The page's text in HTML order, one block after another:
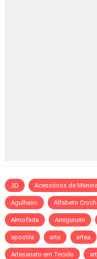
3D Acessórios de Menina
Agulheiro Alfabeto
Almofada Amigurumi
apostila arte artea
Artesanato em Tecido